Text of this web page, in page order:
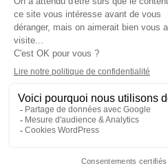
Contactez-nous-Mentions
confidentialité-Gestion des cookies